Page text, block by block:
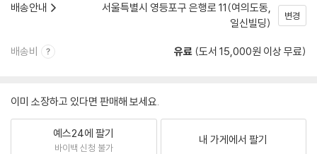
배송안내
서울특별시 영등포구 은행로 11(여의도동,
일신빌딩)
변경
배송비 유료 (도서 15,000원 이상 무료)
이미 소장하고 있다면 판매해 보세요.
예스24에 팔기
바이백 신청 불가
내 가게에서 팔기